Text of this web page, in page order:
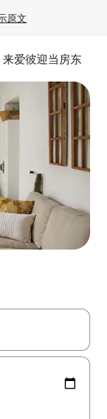
原文
来爱彼迎当房东
通过点击或滑动手势